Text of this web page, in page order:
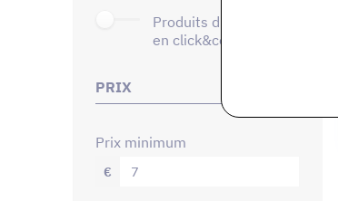
produits disponibles
en click&collect
PRIX
prix minimum
€